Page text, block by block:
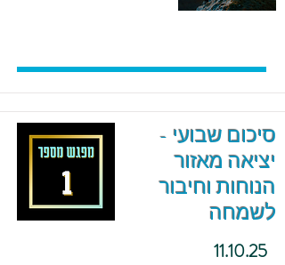
סיכום שבועי -
יציאה מאזור
הנוחות וחיבור
לשמחה
11.10.25